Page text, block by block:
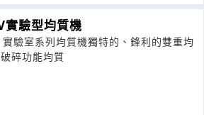
實驗型均質機
實驗室系列均質機獨特的、鋒利的雙重均
碎功能均質